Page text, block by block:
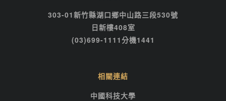
303-01新竹縣湖口鄉中山路三段530號
日新樓408室
(03)699-1111分機1441
相關連結
中國科技大學